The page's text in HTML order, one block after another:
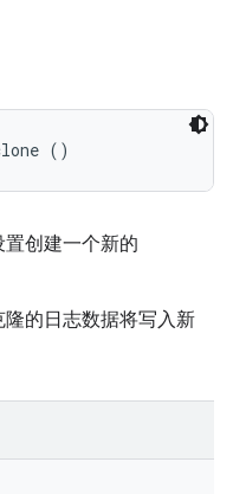
()
创建一个新的
的日志数据将写入新